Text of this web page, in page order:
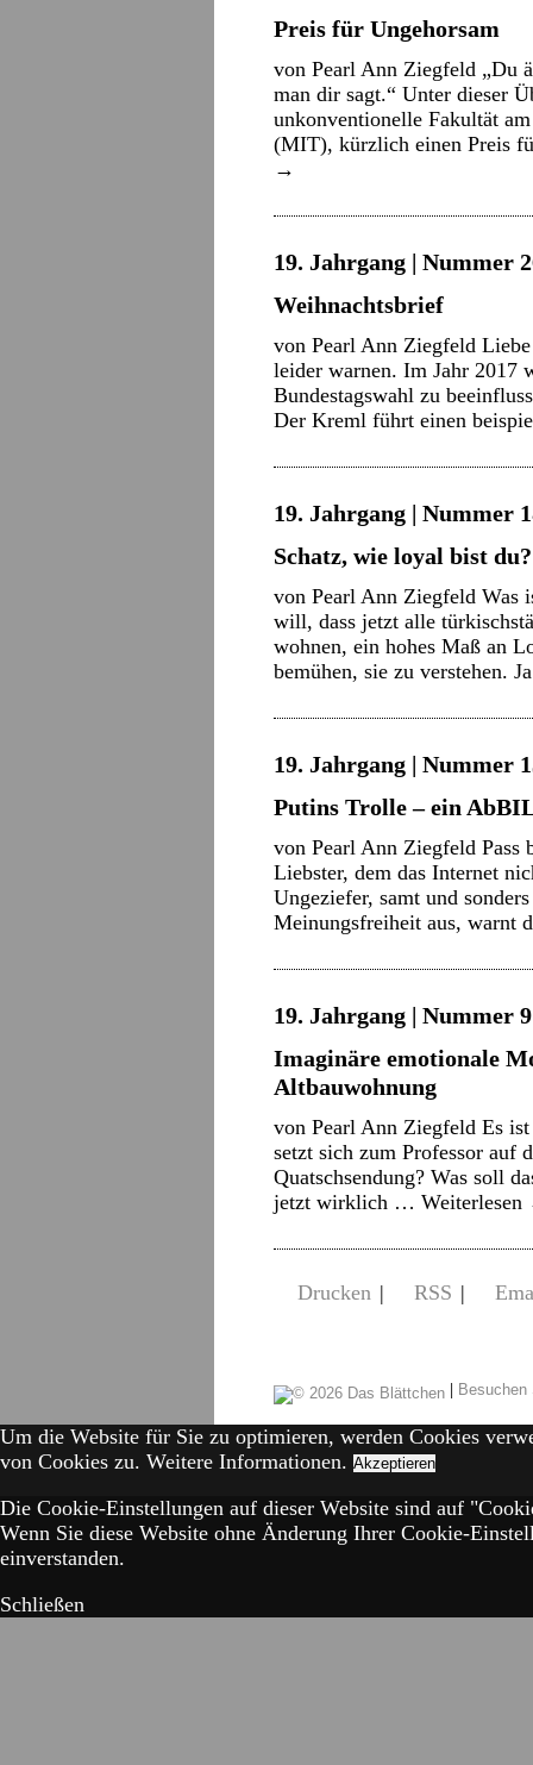
Preis für Ungehorsam
von Pearl Ann Ziegfeld „Du
man dir sagt.“ Unter dieser
unkonventionelle Fakultät
(MIT), kürzlich einen Preis
→
19. Jahrgang | Nummer
Weihnachtsbrief
von Pearl Ann Ziegfeld
leider warnen. Im Jahr 2017
Bundestagswahl zu
Der Kreml führt einen
19. Jahrgang | Nummer
Schatz, wie loyal bist du?
von Pearl Ann Ziegfeld Was
will, dass jetzt alle
wohnen, ein hohes Maß an
bemühen, sie zu verstehen.
19. Jahrgang | Nummer
Putins Trolle – ein
von Pearl Ann Ziegfeld Pass
Liebster, dem das Internet
Ungeziefer, samt und
Meinungsfreiheit aus, warnt
19. Jahrgang | Nummer
Imaginäre emotionale
Altbauwohnung
von Pearl Ann Ziegfeld Es
setzt sich zum Professor auf
Quatschsendung? Was soll
jetzt wirklich … Weiterlesen
Drucken | RSS |
|
Um die Website für Sie zu optimieren, werden Cookies
von Cookies zu. Weitere Informationen. Akzeptieren
Die Cookie-Einstellungen auf dieser Website sind auf
Wenn Sie diese Website ohne Änderung Ihrer Cookie-
einverstanden.
Schließen